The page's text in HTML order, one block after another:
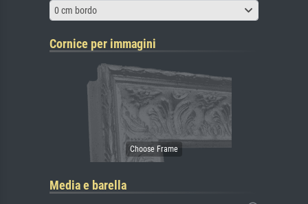
0 cm bordo
Cornice per immagini
Media e barella